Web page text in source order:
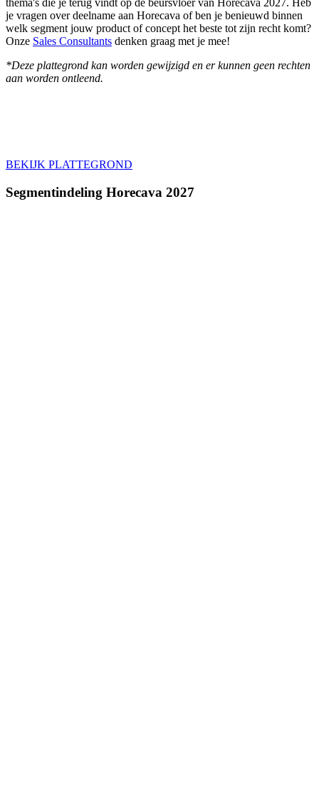
je vragen over deelname aan Horecava of ben je benieuwd binnen
welk segment jouw product of concept het beste tot zijn recht komt?
Onze Sales Consultants denken graag met je mee!
*Deze plattegrond kan worden gewijzigd en er kunnen geen rechten
aan worden ontleend.
BEKIJK PLATTEGROND
Segmentindeling Horecava 2027